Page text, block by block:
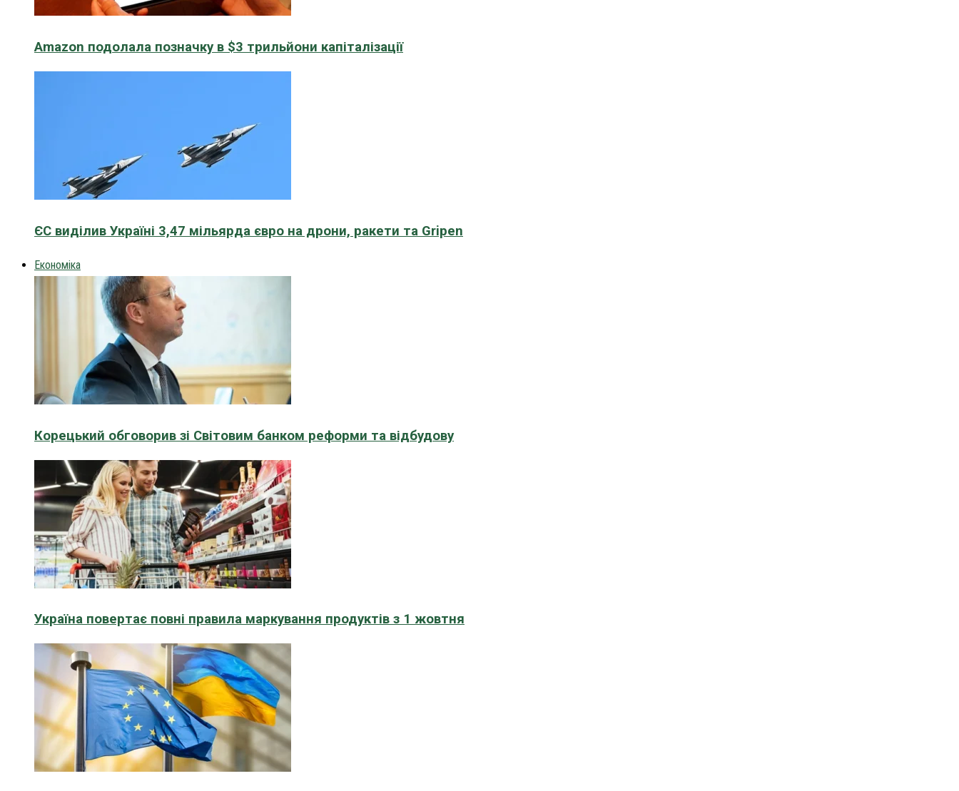
Amazon подолала позначку в $3 трильйони капіталізації
ЄС виділив Україні 3,47 мільярда євро на дрони, ракети та Gripen
Економіка
Корецький обговорив зі Світовим банком реформи та відбудову
Україна повертає повні правила маркування продуктів з 1 жовтня